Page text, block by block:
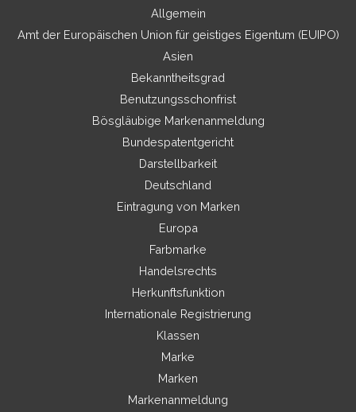
Allgemein
Amt der Europäischen Union für geistiges Eigentum (EUIPO)
Asien
Bekanntheitsgrad
Benutzungsschonfrist
Bösgläubige Markenanmeldung
Bundespatentgericht
Darstellbarkeit
Deutschland
Eintragung von Marken
Europa
Farbmarke
Handelsrechts
Herkunftsfunktion
Internationale Registrierung
Klassen
Marke
Marken
Markenanmeldung